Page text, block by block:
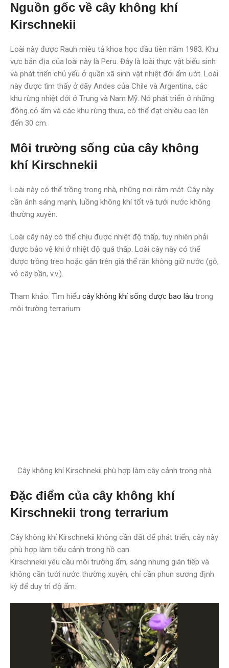
Nguồn gốc về cây không khí
Kirschnekii
Loài này được Rauh miêu tả khoa học đầu tiên năm 1983. Khu
vực bản địa của loài này là Peru. Đây là loài thực vật biểu sinh
và phát triển chủ yếu ở quần xã sinh vật nhiệt đới ẩm ướt. Loài
này được tìm thấy ở dãy Andes của Chile và Argentina, các
khu rừng nhiệt đới ở Trung và Nam Mỹ. Nó phát triển ở những
đồng cỏ ẩm và các khu rừng thưa, có thể đạt chiều cao lên
đến 30 cm.
Môi trường sống của cây không
khí Kirschnekii
Loài này có thể trồng trong nhà, những nơi râm mát. Cây này
cần ánh sáng mạnh, luồng không khí tốt và tưới nước không
thường xuyên.
Loài cây này có thể chịu được nhiệt độ thấp, tuy nhiên phải
được bảo vệ khi ở nhiệt độ quá thấp. Loài cây này có thể
được trồng treo hoặc gắn trên giá thể rắn không giữ nước (gỗ,
vỏ cây bần, v.v.).
Tham khảo: Tìm hiểu cây không khí sống được bao lâu trong
môi trường terrarium.
Cây không khí Kirschnekii phù hợp làm cây cảnh trong nhà
Đặc điểm của cây không khí
Kirschnekii trong terrarium
Cây không khí Kirschnekii không cần đất để phát triển, cây này
phù hợp làm tiểu cảnh trong hồ cạn.
Kirschnekii yêu cầu môi trường ẩm, sáng nhưng gián tiếp và
không cần tưới nước thường xuyên, chỉ cần phun sương định
kỳ để duy trì độ ẩm.